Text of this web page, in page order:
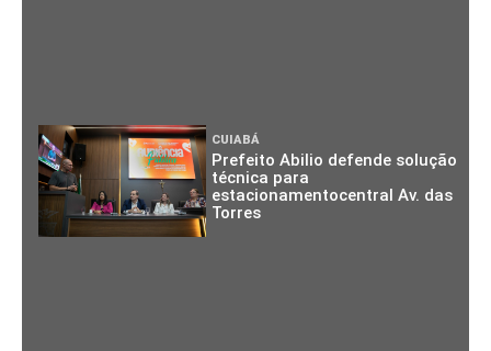
CUIABÁ
Prefeito Abilio defende solução
técnica para
estacionamentocentral Av. das
Torres